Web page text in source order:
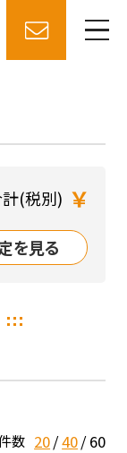
(税別) ￥
を見る
数 20 40 60